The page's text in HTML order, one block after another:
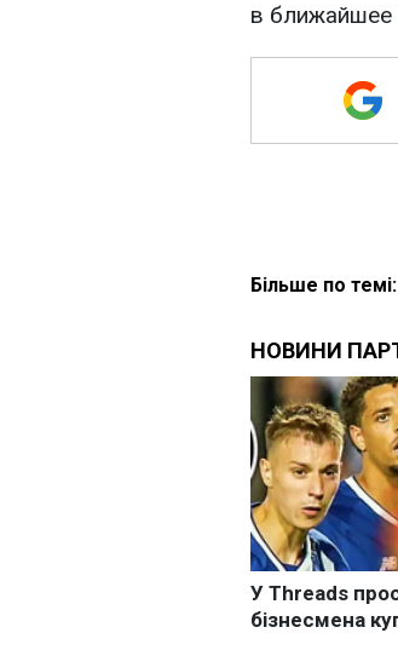
в ближайшее
Більше по темі: